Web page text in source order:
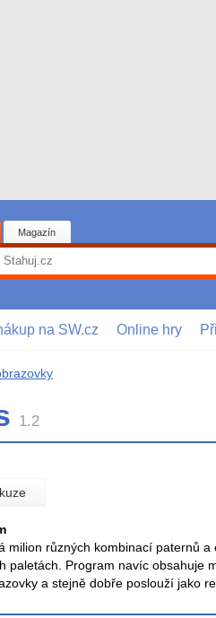
Magazín
na SW.cz Online hry
1.2
milion různých kombinací paternů
paletách. Program navíc obsahuje
a stejně dobře poslouží jako